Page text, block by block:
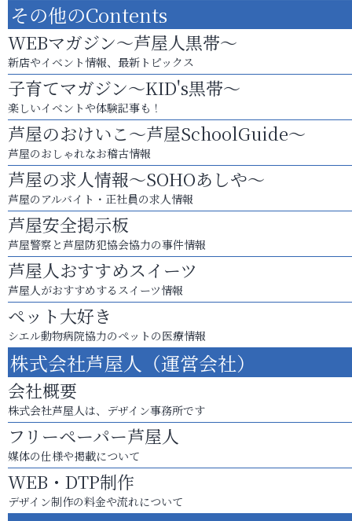
その他のContents
WEBマガジン～芦屋人黒帯～
新店やイベント情報、最新トピックス
子育てマガジン～KID's黒帯～
楽しいイベントや体験記事も！
芦屋のおけいこ～芦屋SchoolGuide～
芦屋のおしゃれなお稽古情報
芦屋の求人情報～SOHOあしや～
芦屋のアルバイト・正社員の求人情報
芦屋安全掲示板
芦屋警察と芦屋防犯協会協力の事件情報
芦屋人おすすめスイーツ
芦屋人がおすすめするスイーツ情報
ペット大好き
シエル動物病院協力のペットの医療情報
株式会社芦屋人（運営会社）
会社概要
株式会社芦屋人は、デザイン事務所です
フリーペーパー芦屋人
媒体の仕様や掲載について
WEB・DTP制作
デザイン制作の料金や流れについて